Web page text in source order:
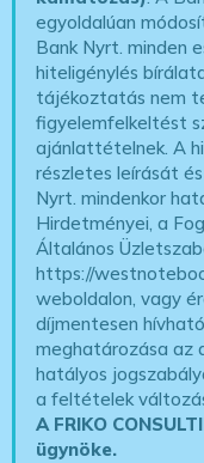
egyoldalúan
Bank Nyrt. minden
hiteligénylés
tájékoztatás nem
figyelemfelkeltést
ajánlattételnek. A
részletes leírását
Nyrt. mindenkor
Hirdetményei, a
Általános
https://
weboldalon, vagy
díjmentesen
meghatározása az
hatályos
a feltételek
A FRIKO
ügynöke.